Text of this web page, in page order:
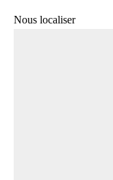
Nous localiser